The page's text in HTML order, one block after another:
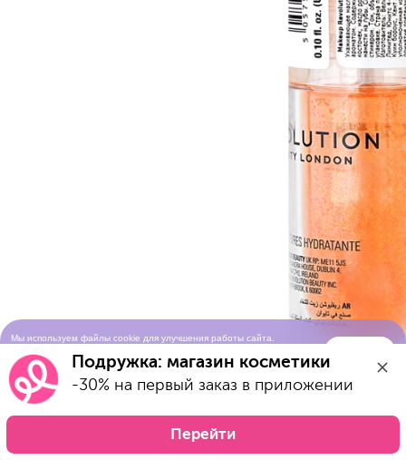
Мы используем файлы cookie для улучшения работы сайта.
использования cookie-файловПодружка: магазин косметики
-30% на первый заказ в приложении
Перейти